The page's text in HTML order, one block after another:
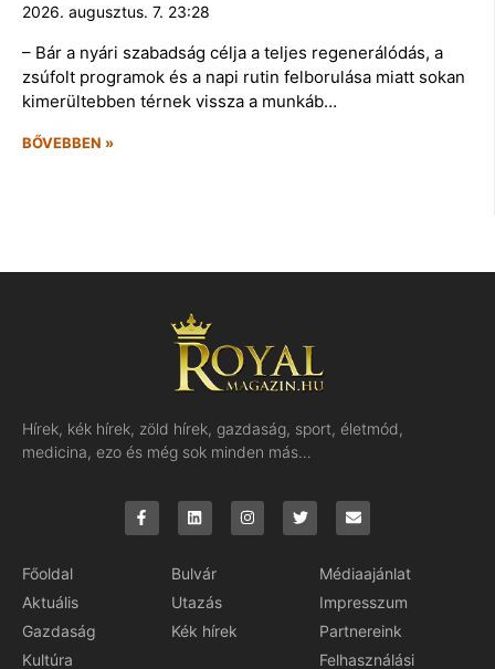
2026. augusztus. 7. 23:28
– Bár a nyári szabadság célja a teljes regenerálódás, a
zsúfolt programok és a napi rutin felborulása miatt sokan
kimerültebben térnek vissza a munkáb…
BŐVEBBEN »
Hírek, kék hírek, zöld hírek, gazdaság, sport, életmód,
medicina, ezo és még sok minden más…
Főoldal
Aktuális
Gazdaság
Kultúra
Bulvár
Utazás
Kék hírek
Médiaajánlat
Impresszum
Partnereink
Felhasználási